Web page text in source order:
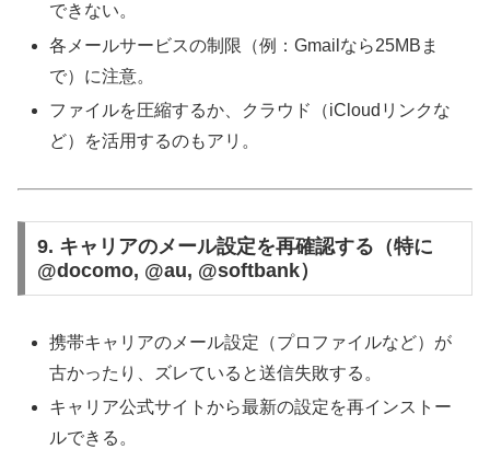
できない。
各メールサービスの制限（例：Gmailなら25MBま
で）に注意。
ファイルを圧縮するか、クラウド（iCloudリンクな
ど）を活用するのもアリ。
9. キャリアのメール設定を再確認する（特に
@docomo, @au, @softbank）
携帯キャリアのメール設定（プロファイルなど）が
古かったり、ズレていると送信失敗する。
キャリア公式サイトから最新の設定を再インストー
ルできる。